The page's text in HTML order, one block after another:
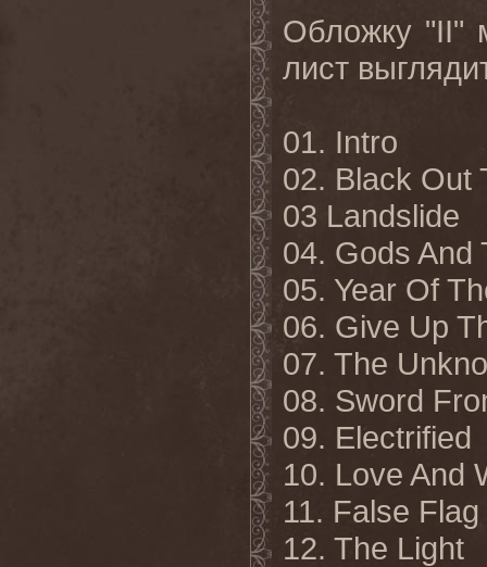
Обложку "II"
лист
01. Intro
02. Black Out
03 Landslide
04. Gods And
05. Year Of
06. Give Up
07. The
08. Sword
09. Electrified
10. Love And
11. False Flag
12. The Light